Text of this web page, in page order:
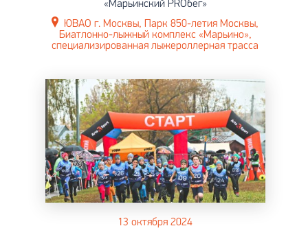
«Марьинский PROбег»
ЮВАО г. Москвы, Парк 850-летия Москвы,
Биатлонно-лыжный комплекс «Марьино»,
специализированная лыжероллерная трасса
13 октября 2024